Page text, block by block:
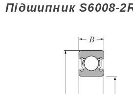
Підшипник S6008-